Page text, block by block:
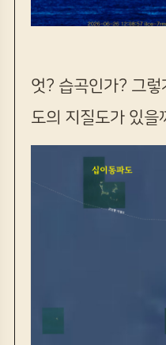
엇? 습곡인가? 그
도의 지질도가 있을